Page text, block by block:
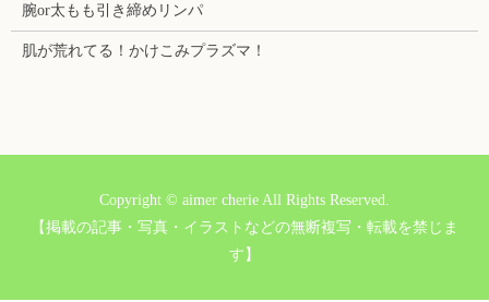
腕or太もも引き締めリンパ
肌が荒れてる！かけこみプラズマ！
Copyright © aimer cherie All Rights Reserved.
【掲載の記事・写真・イラストなどの無断複写・転載を禁じま
す】